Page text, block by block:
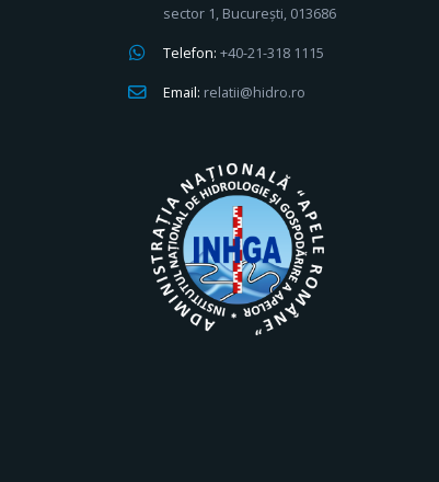
sector 1, București, 013686
Telefon: +40-21-318 1115
Email: relatii@hidro.ro